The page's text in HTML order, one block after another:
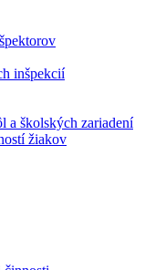
inšpekcií
a školských zariadení
žiakov